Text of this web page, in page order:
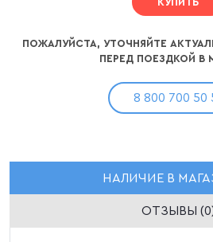
ПОЖАЛУЙСТА, УТОЧНЯЙТЕ
ПЕРЕД ПОЕЗДКОЙ В
8 800 700 50
НАЛИЧИЕ В
ОТЗЫВЫ